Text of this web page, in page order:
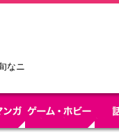
なニ